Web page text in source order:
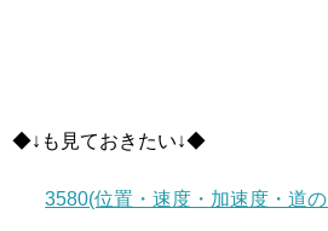
◆↓も見ておきたい↓◆
3580(位置・速度・加速度・道